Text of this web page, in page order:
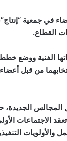
في جمعية
القطاع.
الفنية ووضع خطط
من قبل
المجالس
الاجتماعات
والأولويات